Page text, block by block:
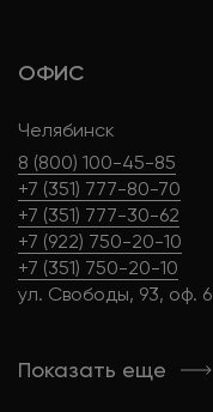
ОФИС
Челябинск
8 (800) 100-45-85
+7 (351) 777-80-70
+7 (351) 777-30-62
+7 (922) 750-20-10
+7 (351) 750-20-10
ул. Свободы, 93, оф. 6
Показать еще